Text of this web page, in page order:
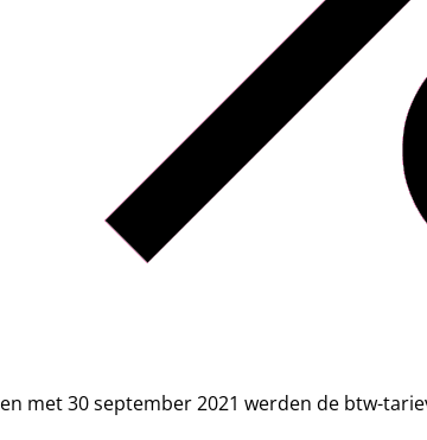
met 30 september 2021 werden de btw-